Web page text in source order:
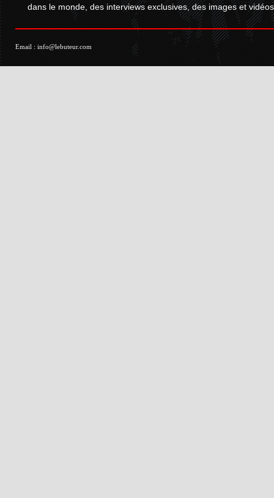
dans le monde, des interviews exclusives, des images et
Email : info@lebuteur.com